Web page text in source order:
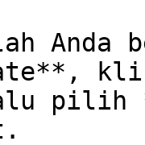
Anda
pilih